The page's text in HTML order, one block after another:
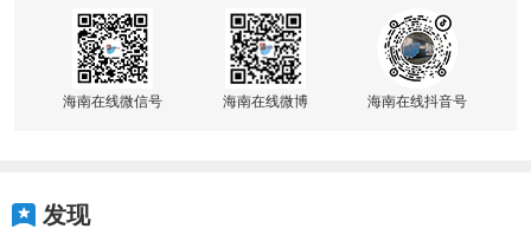
海南在线微信号 海南在线微博 海南在线抖音号
发现